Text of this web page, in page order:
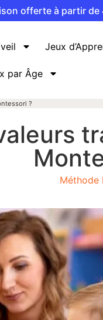
offerte à partir
Jeux
par Âge
?
Méthode